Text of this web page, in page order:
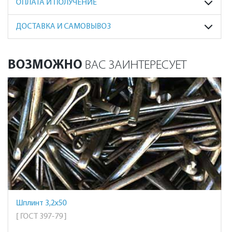
ОПЛАТА И ПОЛУЧЕНИЕ
ДОСТАВКА И САМОВЫВОЗ
ВОЗМОЖНО ВАС ЗАИНТЕРЕСУЕТ
Шплинт 3,2х50
[ ГОСТ 397-79 ]